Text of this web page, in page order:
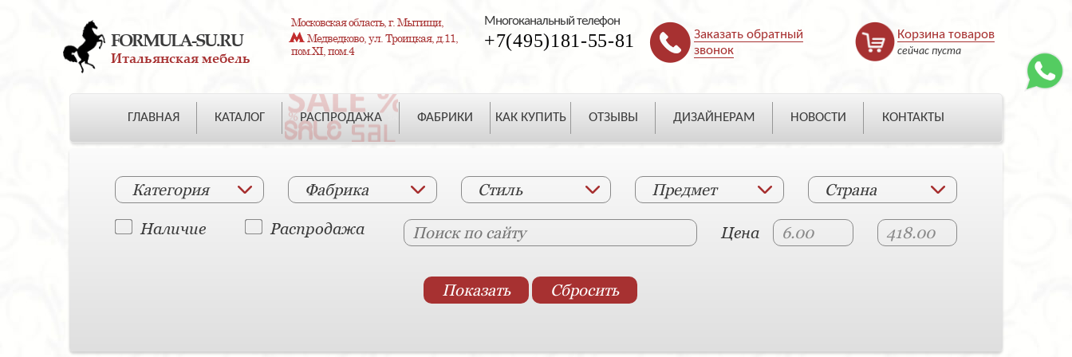
FORMULA-SU.RU
Итальянская мебель
Московская область, г. Мытищи,
Медведково, ул. Троицкая, д.11,
пом.XI, пом.4
Многоканальный телефон
+7(495)181-55-81
Заказать обратный
звонок
Корзина товаров
сейчас пуста
ГЛАВНАЯ КАТАЛОГ РАСПРОДАЖА ФАБРИКИ КАК КУПИТЬ ОТЗЫВЫ ДИЗАЙНЕРАМ НОВОСТИ КОНТАКТЫ
Категория Фабрика Стиль Предмет Страна
Наличие Распродажа Цена